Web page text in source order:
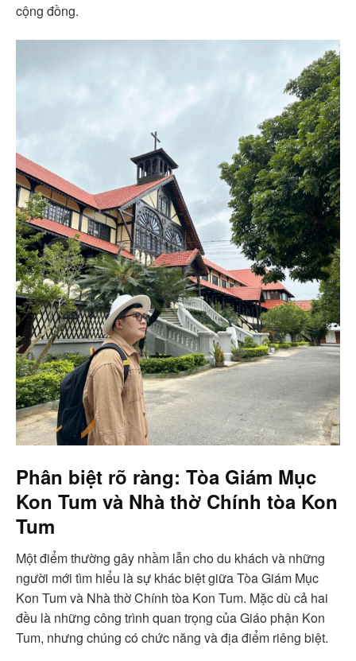
cộng đồng.
Phân biệt rõ ràng: Tòa Giám Mục
Kon Tum và Nhà thờ Chính tòa Kon
Tum
Một điểm thường gây nhầm lẫn cho du khách và những
người mới tìm hiểu là sự khác biệt giữa Tòa Giám Mục
Kon Tum và Nhà thờ Chính tòa Kon Tum. Mặc dù cả hai
đều là những công trình quan trọng của Giáo phận Kon
Tum, nhưng chúng có chức năng và địa điểm riêng biệt.